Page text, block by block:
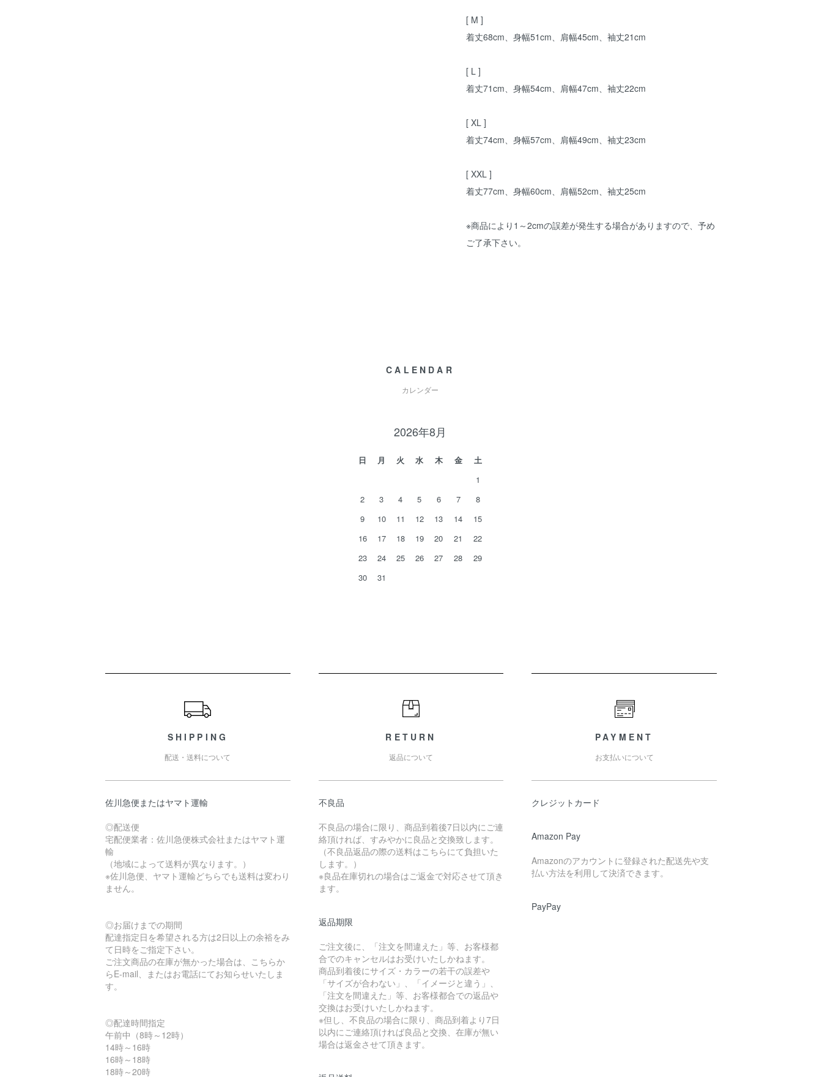
[ M ]
着丈68cm、身幅51cm、肩幅45cm、袖丈21cm
[ L ]
着丈71cm、身幅54cm、肩幅47cm、袖丈22cm
[ XL ]
着丈74cm、身幅57cm、肩幅49cm、袖丈23cm
[ XXL ]
着丈77cm、身幅60cm、肩幅52cm、袖丈25cm
※商品により1～2cmの誤差が発生する場合がありますので、予め
ご了承下さい。
CALENDAR
カレンダー
2026年8月
日 月 火 水 木 金
土
1
2
3 4 5 6 7
8
9
10 11 12 13 14
15
16
17 18 19 20 21
22
23
24 25 26 27 28
29
30
31
SHIPPING
配送・送料について
佐川急便またはヤマト運輸
◎配送便
宅配便業者：佐川急便株式会社またはヤマト運
輸
（地域によって送料が異なります。）
※佐川急便、ヤマト運輸どちらでも送料は変わり
ません。
◎お届けまでの期間
配達指定日を希望される方は2日以上の余裕をみ
て日時をご指定下さい。
ご注文商品の在庫が無かった場合は、こちらか
らE-mail、またはお電話にてお知らせいたしま
す。
◎配達時間指定
午前中（8時～12時）
14時～16時
16時～18時
18時～20時
RETURN
返品について
不良品
不良品の場合に限り、商品到着後7日以内にご連
絡頂ければ、すみやかに良品と交換致します。
（不良品返品の際の送料はこちらにて負担いた
します。）
※良品在庫切れの場合はご返金で対応させて頂き
ます。
返品期限
ご注文後に、「注文を間違えた」等、お客様都
合でのキャンセルはお受けいたしかねます。
商品到着後にサイズ・カラーの若干の誤差や
「サイズが合わない」、「イメージと違う」、
「注文を間違えた」等、お客様都合での返品や
交換はお受けいたしかねます。
※但し、不良品の場合に限り、商品到着より7日
以内にご連絡頂ければ良品と交換、在庫が無い
場合は返金させて頂きます。
PAYMENT
お支払いについて
クレジットカード
Amazon Pay
Amazonのアカウントに登録された配送先や支
払い方法を利用して決済できます。
PayPay